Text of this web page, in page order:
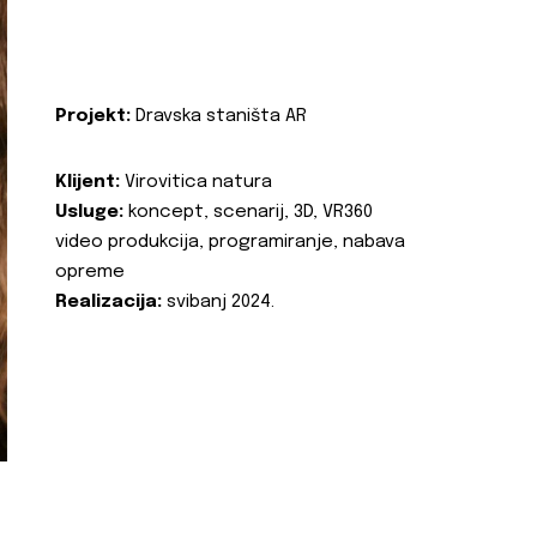
Projekt: Dravska staništa AR
Klijent: Virovitica natura
Usluge: koncept, scenarij, 3D, VR360
video produkcija, programiranje, nabava
opreme
Realizacija: svibanj 2024.